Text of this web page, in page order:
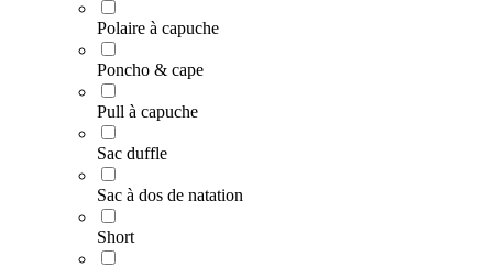
Polaire à capuche
Poncho & cape
Pull à capuche
Sac duffle
Sac à dos de natation
Short